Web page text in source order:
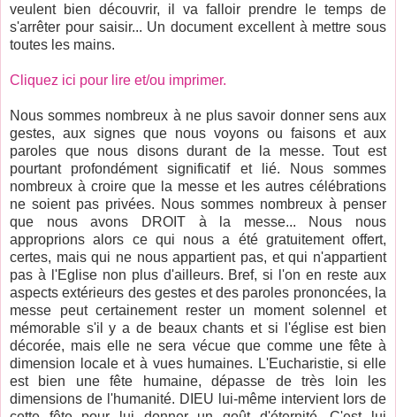
veulent bien découvrir, il va falloir prendre le temps de
s'arrêter pour saisir... Un document excellent à mettre sous
toutes les mains.
Cliquez ici pour lire et/ou imprimer.
Nous sommes nombreux à ne plus savoir donner sens aux
gestes, aux signes que nous voyons ou faisons et aux
paroles que nous disons durant de la messe. Tout est
pourtant profondément significatif et lié. Nous sommes
nombreux à croire que la messe et les autres célébrations
ne soient pas privées. Nous sommes nombreux à penser
que nousavons DROIT à la messe... Nous nous
approprions alors ce qui nous a été gratuitement offert,
certes, mais qui ne nous appartient pas, et qui n'appartient
pas à l'Eglise non plus d'ailleurs. Bref, si l'on en reste aux
aspects extérieurs des gestes et des paroles prononcées, la
messe peut certainement rester un moment solennel et
mémorable s'il y a de beaux chants et si l'église est bien
décorée, mais elle ne sera vécue que comme une fête à
dimension locale et à vues humaines. L'Eucharistie, si elle
est bien une fête humaine, dépasse de très loin les
dimensions de l'humanité. DIEU lui-même intervient lors de